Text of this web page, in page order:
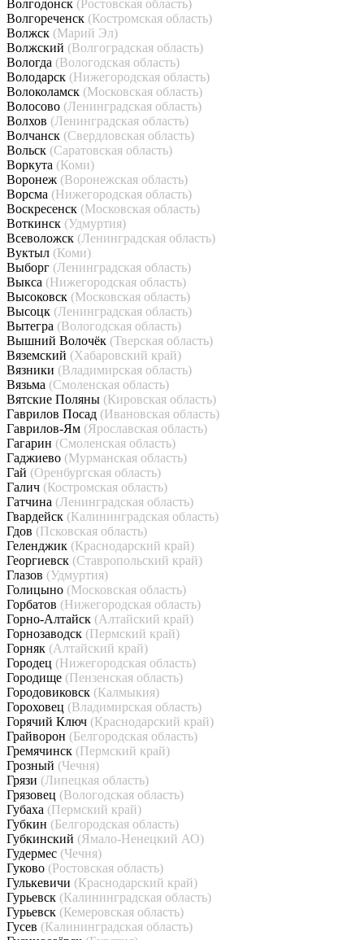
Волгодонск (Ростовская область)
Волгореченск (Костромская область)
Волжск (Марий Эл)
Волжский (Волгоградская область)
Вологда (Вологодская область)
Володарск (Нижегородская область)
Волоколамск (Московская область)
Волосово (Ленинградская область)
Волхов (Ленинградская область)
Волчанск (Свердловская область)
Вольск (Саратовская область)
Воркута (Коми)
Воронеж (Воронежская область)
Ворсма (Нижегородская область)
Воскресенск (Московская область)
Воткинск (Удмуртия)
Всеволожск (Ленинградская область)
Вуктыл (Коми)
Выборг (Ленинградская область)
Выкса (Нижегородская область)
Высоковск (Московская область)
Высоцк (Ленинградская область)
Вытегра (Вологодская область)
Вышний Волочёк (Тверская область)
Вяземский (Хабаровский край)
Вязники (Владимирская область)
Вязьма (Смоленская область)
Вятские Поляны (Кировская область)
Гаврилов Посад (Ивановская область)
Гаврилов-Ям (Ярославская область)
Гагарин (Смоленская область)
Гаджиево (Мурманская область)
Гай (Оренбургская область)
Галич (Костромская область)
Гатчина (Ленинградская область)
Гвардейск (Калининградская область)
Гдов (Псковская область)
Геленджик (Краснодарский край)
Георгиевск (Ставропольский край)
Глазов (Удмуртия)
Голицыно (Московская область)
Горбатов (Нижегородская область)
Горно-Алтайск (Алтайский край)
Горнозаводск (Пермский край)
Горняк (Алтайский край)
Городец (Нижегородская область)
Городище (Пензенская область)
Городовиковск (Калмыкия)
Гороховец (Владимирская область)
Горячий Ключ (Краснодарский край)
Грайворон (Белгородская область)
Гремячинск (Пермский край)
Грозный (Чечня)
Грязи (Липецкая область)
Грязовец (Вологодская область)
Губаха (Пермский край)
Губкин (Белгородская область)
Губкинский (Ямало-Ненецкий АО)
Гудермес (Чечня)
Гуково (Ростовская область)
Гулькевичи (Краснодарский край)
Гурьевск (Калининградская область)
Гурьевск (Кемеровская область)
Гусев (Калининградская область)